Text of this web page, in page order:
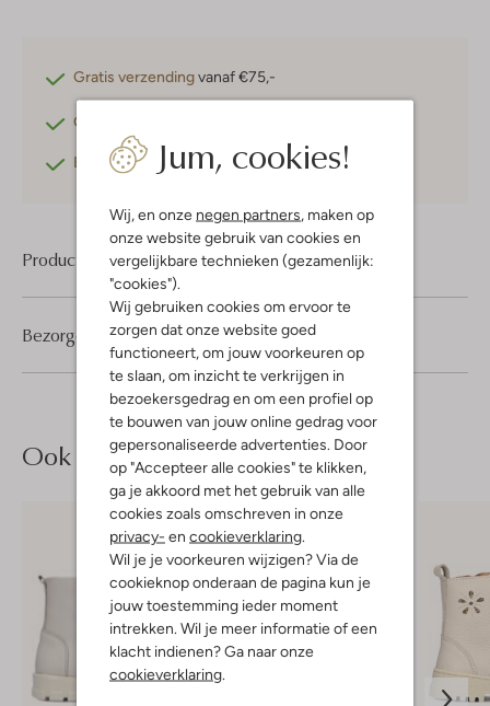
Jum, cookies!
Wij, en onze negen partners , maken op
onze website gebruik van cookies en
vergelijkbare technieken (gezamenlijk:
"cookies").
Wij gebruiken cookies om ervoor te
zorgen dat onze website goed
functioneert, om jouw voorkeuren op
te slaan, om inzicht te verkrijgen in
bezoekersgedrag en om een profiel op
te bouwen van jouw online gedrag voor
gepersonaliseerde advertenties. Door
op "Accepteer alle cookies" te klikken,
ga je akkoord met het gebruik van alle
cookies zoals omschreven in onze
privacy- en cookieverklaring
Wil je je voorkeuren wijzigen? Via de
cookieknop onderaan de pagina kun je
jouw toestemming ieder moment
intrekken. Wil je meer informatie of een
klacht indienen? Ga naar onze
cookieverklaring
Gratis verzendingvanaf €75,-
Gratis retourneren
Betaal achterafmet Klarna
Product informatie
Bezorgen & retourneren
Ook iets voor jou?